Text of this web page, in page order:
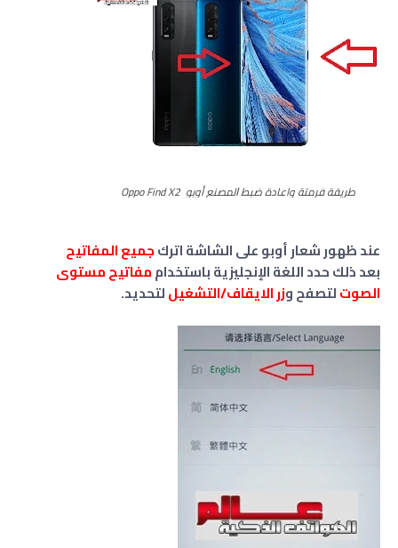
طريقة فرمتة واعادة ﺿﺒﻂ ﺍﻟﻤﺼﻨﻊ أوبو Oppo Find X2
عند ظهور شعار أوبو على الشاشة اتركجميع المفاتيح
بعد ذلك حدد اللغة الإنجليزية باستخداممفاتيح مستوى
الصوتلتصفح وزر الايقاف/التشغيللتحديد.